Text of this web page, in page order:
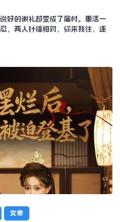
好的谢礼却变成了屠村。重活一
，两人针锋相对，你来我往，逐
女帝